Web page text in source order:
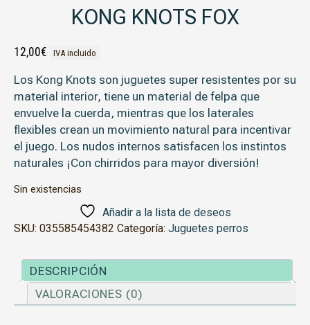
KONG KNOTS FOX
12,00€ IVA incluido
Los Kong Knots son juguetes super resistentes por su
material interior, tiene un material de felpa que
envuelve la cuerda, mientras que los laterales
flexibles crean un movimiento natural para incentivar
el juego. Los nudos internos satisfacen los instintos
naturales ¡Con chirridos para mayor diversión!
Sin existencias
Añadir a la lista de deseos
SKU: 035585454382 Categoría: Juguetes perros
DESCRIPCIÓN
VALORACIONES (0)